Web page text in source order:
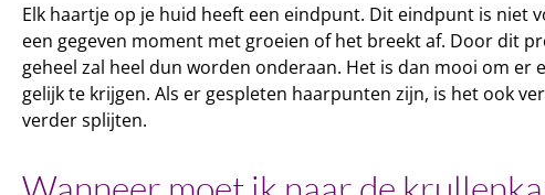
Elk haartje op je huid heeft een eindpunt. Dit eindpunt is niet
een gegeven moment met groeien of het breekt af. Door dit
geheel zal heel dun worden onderaan. Het is dan mooi om er
gelijk te krijgen. Als er gespleten haarpunten zijn, is het ook
verder splijten.